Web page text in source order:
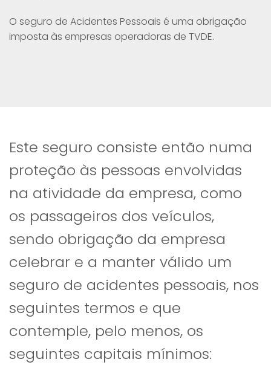
O seguro de Acidentes Pessoais é uma obrigação
imposta às empresas operadoras de TVDE.
Este seguro consiste então numa
proteção às pessoas envolvidas
na atividade da empresa, como
os passageiros dos veículos,
sendo obrigação da empresa
celebrar e a manter válido um
seguro de acidentes pessoais, nos
seguintes termos e que
contemple, pelo menos, os
seguintes capitais mínimos: